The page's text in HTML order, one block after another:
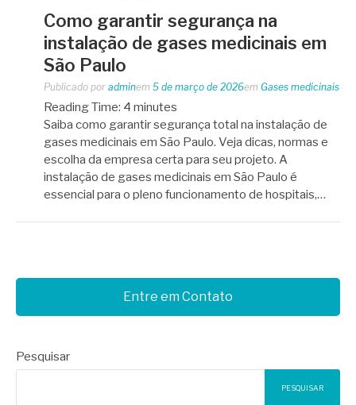
Como garantir segurança na
instalação de gases medicinais em
São Paulo
Publicado por adminem 5 de março de 2026em Gases medicinais
Reading Time: 4 minutes
Saiba como garantir segurança total na instalação de
gases medicinais em São Paulo. Veja dicas, normas e
escolha da empresa certa para seu projeto. A
instalação de gases medicinais em São Paulo é
essencial para o pleno funcionamento de hospitais,…
Entre em Contato
Pesquisar
PESQUISAR